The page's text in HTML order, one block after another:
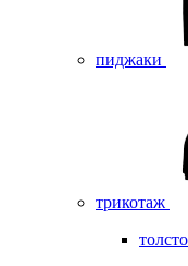
пиджаки
трикотаж